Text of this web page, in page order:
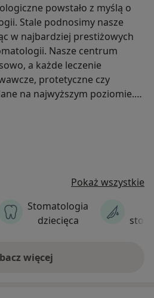
powstało z myślą o
Stale podnosimy nasze
w najbardziej prestiżowych
centrum
a każde leczenie
protetyczne czy
na najwyższym poziomie.
Nasza wiedza i
że możemy pomagać
Pokaż wszystkie
Stomatologia
dziecięca
więcej